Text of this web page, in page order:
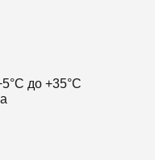
до +35°С